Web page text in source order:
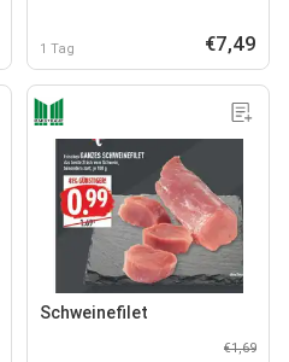
1 Tag €7,49
Schweinefilet
€1,69